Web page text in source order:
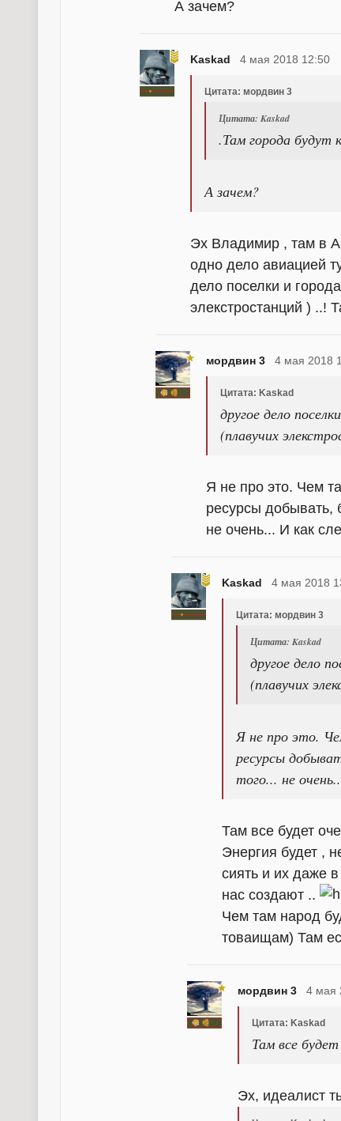
А зачем?
Kaskad 4 мая 2018 12:50
Цитата: мордвин 3
Цитата: Kaskad
.Там города будут
А зачем?
Эх Владимир , там в
одно дело авиацией
дело поселки и
элекстростанций ) ..!
мордвин 3 4 мая 2018
Цитата: Kaskad
другое дело
(плавучих
Я не про это. Чем
ресурсы добывать,
не очень... И как
Kaskad 4 мая 2018
Цитата: мордвин 3
Цитата: Kaskad
другое дело
(плавучих
Я не про это.
ресурсы
того... не
Там все будет
Энергия будет ,
сиять и их даже
нас создают ..
Чем там народ
товаищам) Там
мордвин 3 4 мая
Цитата: Kaskad
Там все
Эх, идеалист